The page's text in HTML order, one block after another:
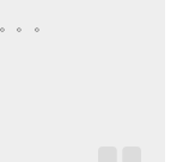
。。